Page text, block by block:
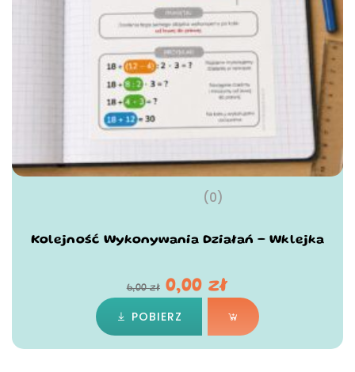
(0)
Kolejność Wykonywania Działań – Wklejka
6,00zł 0,00zł
POBIERZ